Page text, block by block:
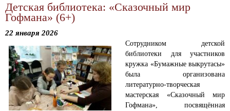
Детская библиотека: «Сказочный мир
Гофмана» (6+)
22 января 2026
Сотрудником детской
библиотеки для участников
кружка «Бумажные выкрутасы»
была организована
литературно-творческая
мастерская «Сказочный мир
Гофмана», посвящённая